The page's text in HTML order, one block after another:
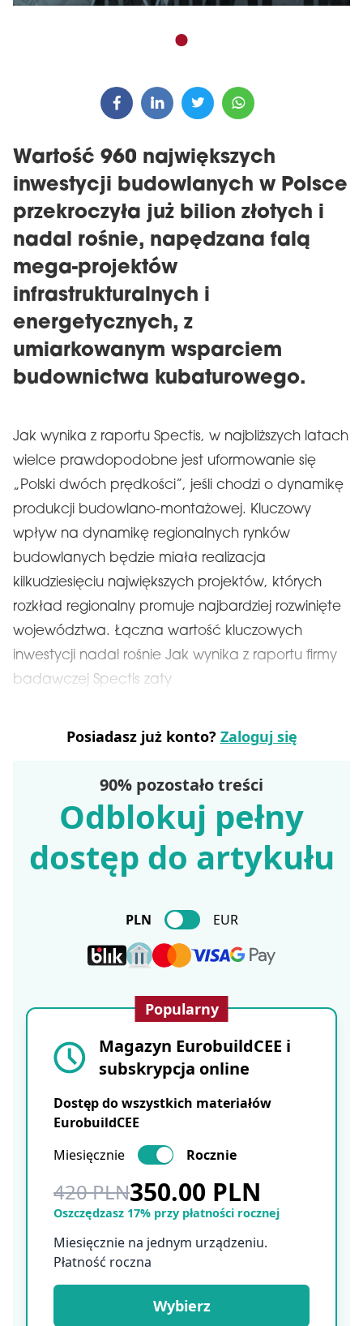
Wartość 960 największych
inwestycji budowlanych w Polsce
przekroczyła już bilion złotych i
nadal rośnie, napędzana falą
mega-projektów
infrastrukturalnych i
energetycznych, z
umiarkowanym wsparciem
budownictwa kubaturowego.
Jak wynika z raportu Spectis, w najbliższych latach
wielce prawdopodobne jest uformowanie się
„Polski dwóch prędkości”, jeśli chodzi o dynamikę
produkcji budowlano-montażowej. Kluczowy
wpływ na dynamikę regionalnych rynków
budowlanych będzie miała realizacja
kilkudziesięciu największych projektów, których
rozkład regionalny promuje najbardziej rozwinięte
województwa. Łączna wartość kluczowych
inwestycji nadal rośnie Jak wynika z raportu firmy
badawczej Spectis zaty
Posiadasz już konto? Zaloguj się
90% pozostało treści
Odblokuj pełny
dostęp do artykułu
PLN EUR
Popularny
Magazyn EurobuildCEE i
subskrypcja online
Dostęp do wszystkich materiałów
EurobuildCEE
Miesięcznie
Rocznie
420 PLN350.00 PLN
Oszczędzasz 17% przy płatności rocznej
Miesięcznie na jednym urządzeniu.
Płatność roczna
Wybierz